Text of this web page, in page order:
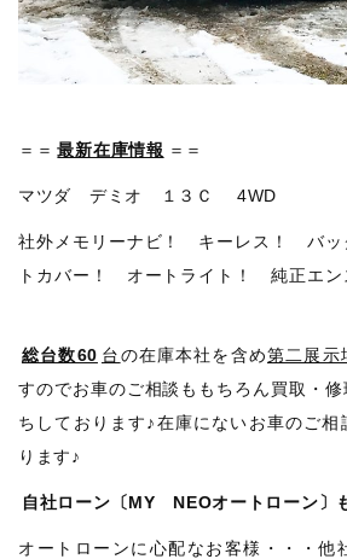
＝＝ 最新在庫情報 ＝＝
マツダ デミオ １３Ｃ 4WD
社外メモリーナビ！ キーレス！ バ
トカバー！ オートライト！ 純正エン
総台数60 台の在庫本社を含め第二展示
すのでお車のご相談ももちろん買取・
ちしております♪在庫にないお車のご相
ります♪
自社ローン〔MY NEOオートローン〕
オートローンに心配なお客様・・・他